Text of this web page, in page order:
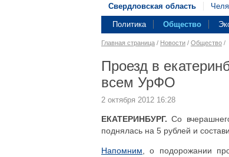
Свердловская область
Политика Общество
Главная страница / Новости / Общество /
Проезд в
всем УрФО
2 октября 2012 16:28
ЕКАТЕРИНБУРГ. Со
поднялась на 5 рублей и
Напомним , о подорожании